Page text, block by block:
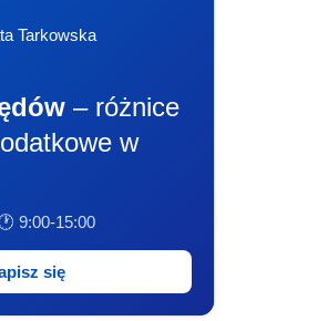
Tarkowska
– różnice
w
9:00-15:00
się